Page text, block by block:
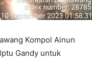
Kompol Ainun
Gandy untuk